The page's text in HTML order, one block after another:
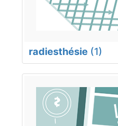
radiesthésie (1)